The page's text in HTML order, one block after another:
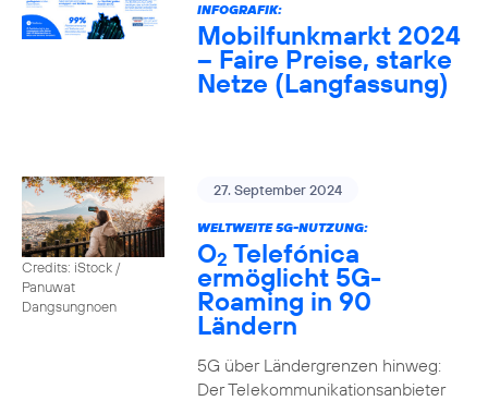
INFOGRAFIK:
Mobilfunkmarkt 2024
– Faire Preise, starke
Netze (Langfassung)
Credits: iStock /
Panuwat
Dangsungnoen
27. September 2024
WELTWEITE 5G-NUTZUNG:
O2 Telefónica
ermöglicht 5G-
Roaming in 90
Ländern
5G über Ländergrenzen hinweg:
Der Telekommunikationsanbieter